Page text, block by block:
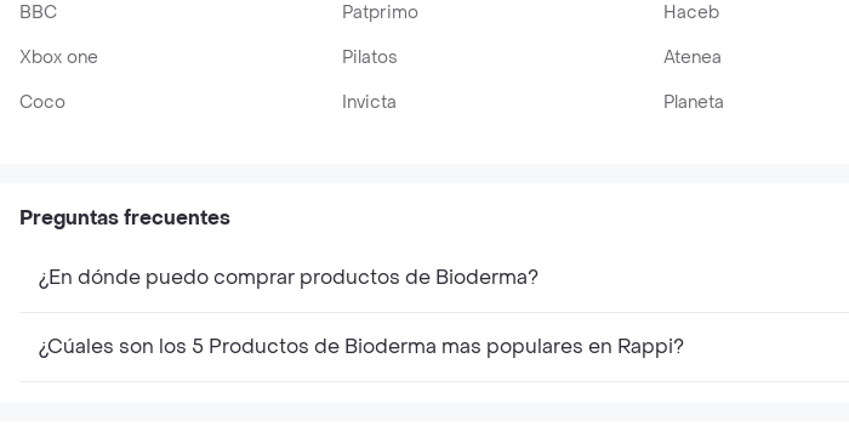
BBC
Patprimo Haceb
Xbox one
Pilatos Atenea
Coco
Invicta Planeta
Preguntas frecuentes
¿En dónde puedo comprar productos de Bioderma?
¿Cúales son los 5 Productos de Bioderma mas populares en Rappi?